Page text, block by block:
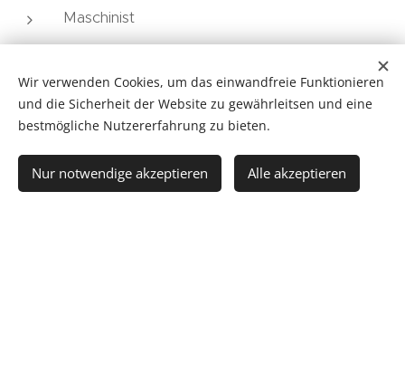
Maschinist
Wehrdienstmedaille in Bronze (WDMB)
Heereskraftfahrer- Bewährungs- abzeichen in
Bronze
Wir verwenden Cookies, um das einwandfreie Funktionieren
und die Sicherheit der Website zu gewährleitsen und eine
bestmögliche Nutzererfahrung zu bieten.
Nur notwendige akzeptieren Alle akzeptieren